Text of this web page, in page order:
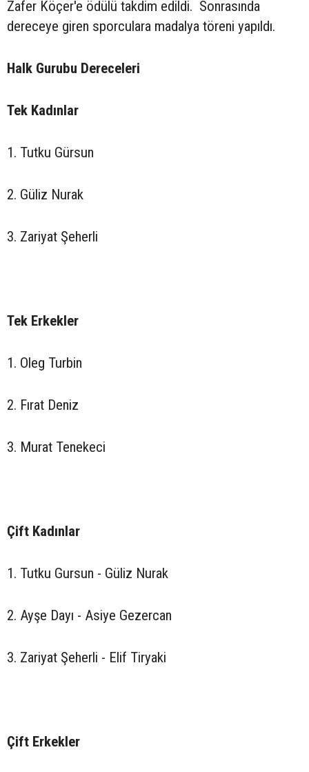
Zafer Köçer'e ödülü takdim edildi. Sonrasında
dereceye giren sporculara madalya töreni yapıldı.
Halk Gurubu Dereceleri
Tek Kadınlar
1. Tutku Gürsun
2. Güliz Nurak
3. Zariyat Şeherli
Tek Erkekler
1. Oleg Turbin
2. Fırat Deniz
3. Murat Tenekeci
Çift Kadınlar
1. Tutku Gursun - Güliz Nurak
2. Ayşe Dayı - Asiye Gezercan
3. Zariyat Şeherli - Elif Tiryaki
Çift Erkekler